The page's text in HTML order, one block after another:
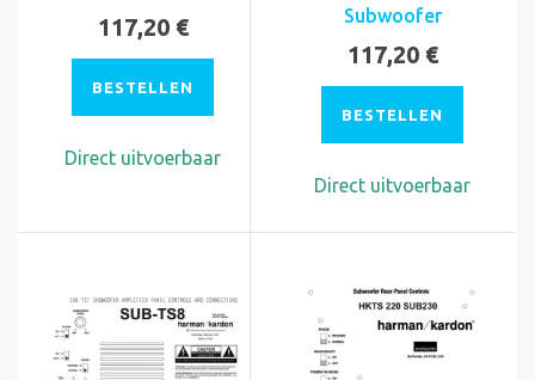
117,20 €
BESTELLEN
Direct uitvoerbaar
Subwoofer
117,20 €
BESTELLEN
Direct uitvoerbaar